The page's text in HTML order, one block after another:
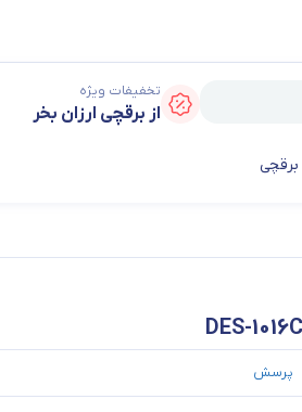
تخفیفات ویژه
از برقچی ارزان بخر
پرسش